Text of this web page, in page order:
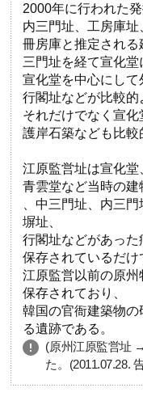
2000年に行われた
内三門址、工房庫址
冊房庫と推定され
三門址を経て宣化堂
宣化堂を中心にして
行閣址などが比較的
それだけでなく宣
護岸石築なども比較
江原監営址は宣化堂
青雲堂など当時の
、中三門址、内三
塀址、
行閣址などがあった
保存されているだけ
江原監営以前の原州
保存されており、
韓国の官衙建築物
る遺跡である。
(原州江原監営址
た。(2011.07.28.